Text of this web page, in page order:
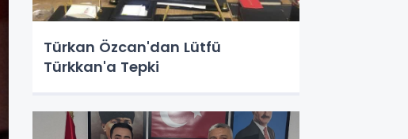
Türkan Özcan'dan Lütfü
Türkkan'a Tepki